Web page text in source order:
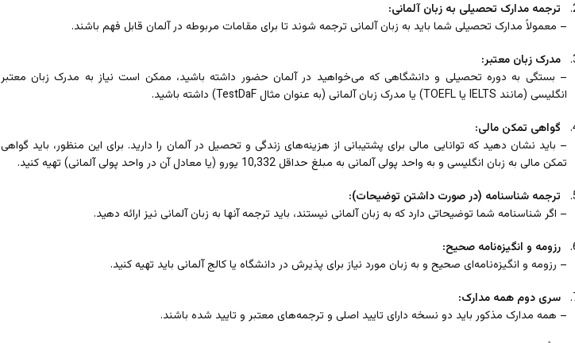
ترجمه مدارک تحصیلی به زبان آلمانی:
– معمولاً مدارک تحصیلی شما باید به زبان آلمانی ترجمه شوند تا برای مقامات مربوطه در آلمان قابل فهم باشند.
مدرک زبان معتبر:
– بستگی به دوره تحصیلی و دانشگاهی که می‌خواهید در آلمان حضور داشته باشید، ممکن است نیاز به مدرک زبان معتبر
انگلیسی (مانند IELTS یا TOEFL) یا مدرک زبان آلمانی (به عنوان مثال TestDaF) داشته باشید.
گواهی تمکن مالی:
– باید نشان دهید که توانایی مالی برای پشتیبانی از هزینه‌های زندگی و تحصیل در آلمان را دارید. برای این منظور، باید گواهی
تمکن مالی به زبان انگلیسی و به واحد پولی آلمانی به مبلغ حداقل 10,332 یورو (یا معادل آن در واحد پولی آلمانی) تهیه کنید.
ترجمه شناسنامه (در صورت داشتن توضیحات):
– اگر شناسنامه شما توضیحاتی دارد که به زبان آلمانی نیستند، باید ترجمه آنها به زبان آلمانی نیز ارائه دهید.
رزومه و انگیزه‌نامه صحیح:
– رزومه و انگیزه‌نامه‌ای صحیح و به زبان مورد نیاز برای پذیرش در دانشگاه یا کالج آلمانی باید تهیه کنید.
سری دوم همه مدارک:
– همه مدارک مذکور باید دو نسخه دارای تایید اصلی و ترجمه‌های معتبر و تایید شده باشند.